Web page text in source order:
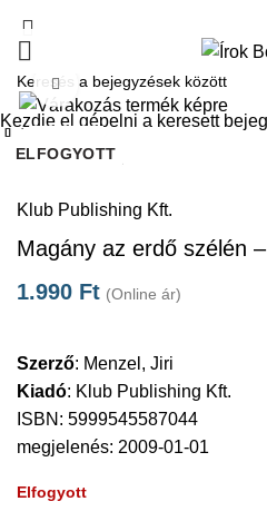
Click to enlarge
Kezdőlap DVD
Klub Publishing Kft.
Magány az erdő szélén
1.990 Ft (Online ár)
Szerző: Menzel, Jiri
Kiadó: Klub Publishing Kft.
ISBN: 5999545587044
megjelenés: 2009-01-01
Elfogyott
ELFOGYOTT
Bezárás
ELFOGYOTT
Bezárás
Bezárás
ELFOGYOTT
Bezárás
ELFOGYOTT
Bezárás
ELFOGYOTT
Bezárás
ELFOGYOTT
Bezárás
ELFOGYOTT
Bezárás
Kezdje el gépelni a keresett